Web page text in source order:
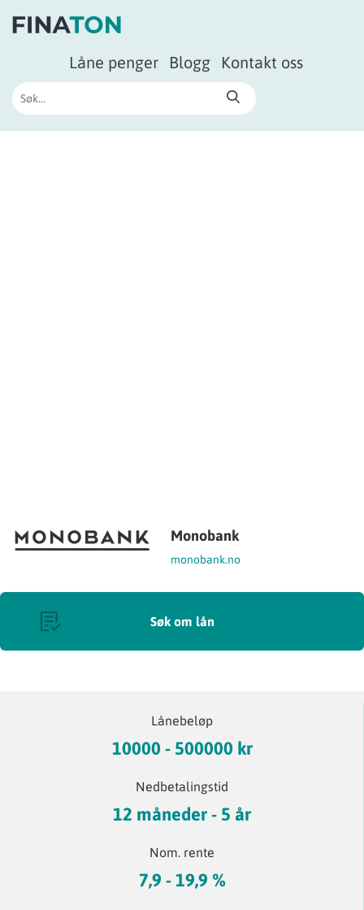
Låne penger Blogg Kontakt oss
Monobank
monobank.no
Søk om lån
Lånebeløp
10000 - 500000 kr
Nedbetalingstid
12 måneder - 5 år
Nom. rente
7,9 - 19,9 %